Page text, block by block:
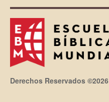
Derechos Reservados ©2026